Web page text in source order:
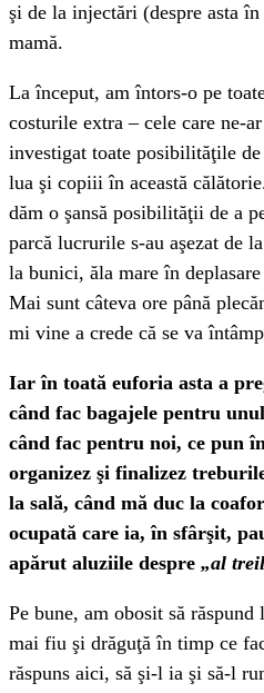
şi de la injectări (despre asta
mamă.
La început, am întors-o pe
costurile extra – cele care ne-
investigat toate posibilităţile
lua şi copiii în această
dăm o şansă posibilităţii de a
parcă lucrurile s-au aşezat de
la bunici, ăla mare în
Mai sunt câteva ore până
mi vine a crede că se va
Iar în toată euforia asta a
când fac bagajele pentru
când fac pentru noi, ce pun
organizez şi finalizez
la sală, când mă duc la
ocupată care ia, în sfârşit,
apărut aluziile despre „al
Pe bune, am obosit să
mai fiu şi drăguţă în timp ce
răspuns aici, să şi-l ia şi să-l